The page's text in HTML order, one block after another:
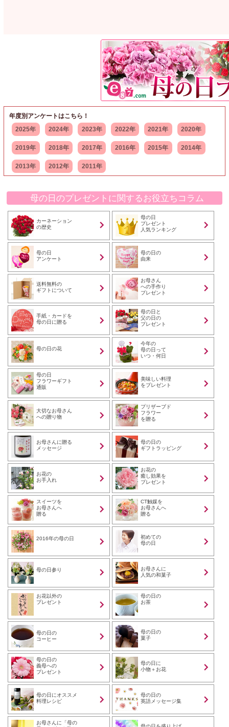
年度別アンケートはこちら！
2025年
2024年 2023年 2022年 2021年 2020年
2019年 2018年 2017年 2016年 2015年 2014年
2013年 2012年 2011年
母の日のプレゼントに関するお役立ちコラム
カーネーション
の歴史
母の日
プレゼント
人気ランキング
母の日
アンケート
母の日の
由来
送料無料の
ギフトについて
お母さん
への手作り
プレゼント
手紙・カードを
母の日に贈る
母の日と
父の日の
プレゼント
母の日の花
今年の
母の日って
いつ・何日
母の日
フラワーギフト
通販
美味しい料理
をプレゼント
大切なお母さん
への贈り物
プリザーブド
フラワー
を贈る
お母さんに贈る
メッセージ
母の日の
ギフトラッピング
お花の
お手入れ
お花の
癒し効果を
プレゼント
スイーツを
お母さんへ
贈る
CT触媒を
お母さんへ
贈る
2016年の母の日
初めての
母の日
母の日参り
お母さんに
人気の和菓子
お花以外の
プレゼント
母の日の
お茶
母の日の
コーヒー
母の日の
菓子
母の日の
義母への
プレゼント
母の日に
小物＋お花
母の日にオススメ
料理レシピ
母の日の
英語メッセージ集
お母さんに「母の